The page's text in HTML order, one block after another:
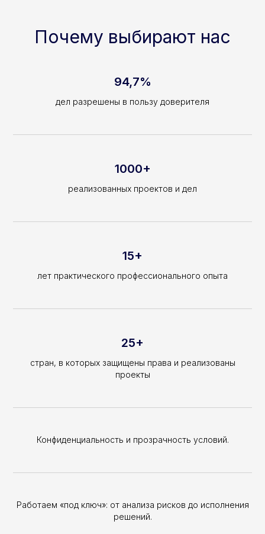
Почему выбирают нас
94,7%
дел разрешены в пользу доверителя
1000+
реализованных проектов и дел
15+
лет практического профессионального опыта
25+
стран, в которых защищены права и реализованы
проекты
Конфиденциальность и прозрачность условий.
Работаем «под ключ»: от анализа рисков до исполнения
решений.
Запишитесь
на консультацию